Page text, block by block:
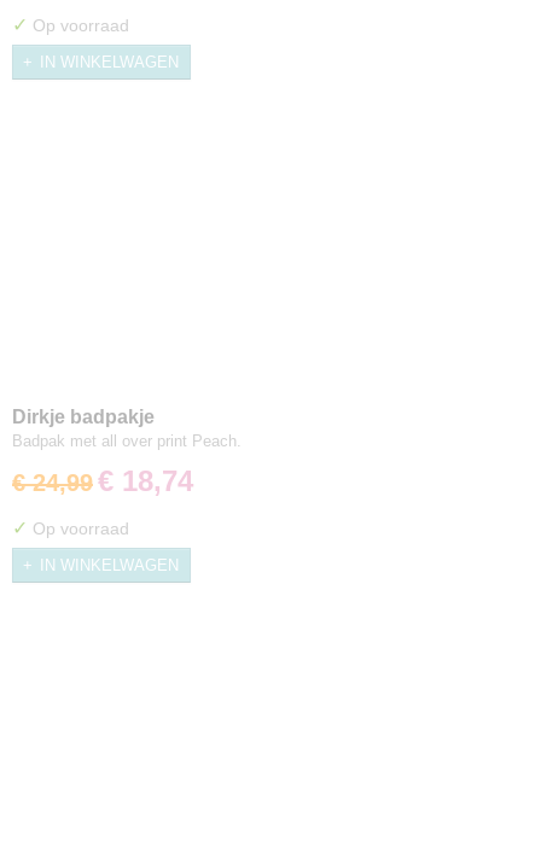
✓ Op voorraad
IN WINKELWAGEN
Dirkje badpakje
Badpak met all over print Peach.
€ 24,99€ 18,74
✓ Op voorraad
IN WINKELWAGEN